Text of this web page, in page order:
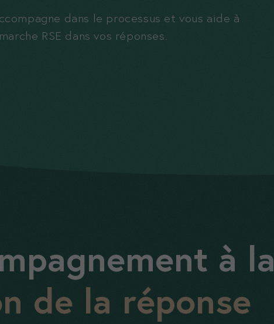
dans le processus et vous aide à
RSE dans vos réponses.
à la
de la réponse